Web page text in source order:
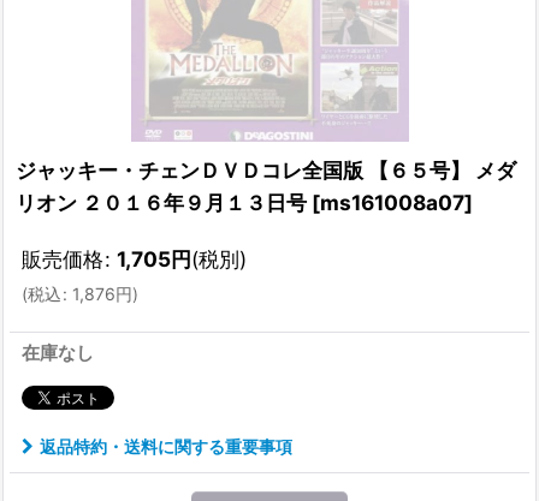
ジャッキー・チェンＤＶＤコレ全国版 【６５号】 メダ
リオン ２０１６年９月１３日号 [ms161008a07]
販売価格: 1,705円(税別)
(税込: 1,876円)
在庫なし
返品特約・送料に関する重要事項